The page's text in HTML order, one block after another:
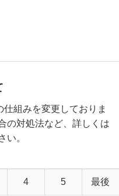
組みを変更しておりま
の対処法など、詳しくは
い。
4 5 最後